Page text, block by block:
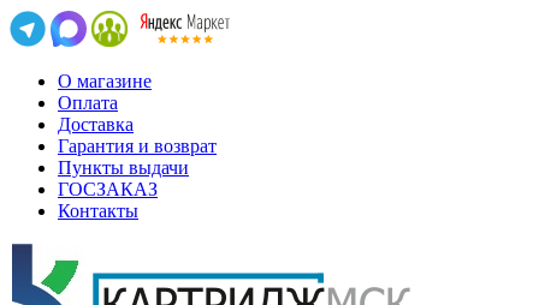
О магазине
Оплата
Доставка
Гарантия и возврат
Пункты выдачи
ГОСЗАКАЗ
Контакты